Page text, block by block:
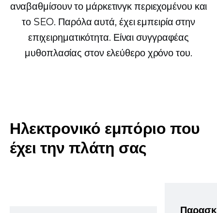
αναβαθμίσουν το μάρκετινγκ περιεχομένου και
το SEO. Παρόλα αυτά, έχει εμπειρία στην
επιχειρηματικότητα. Είναι συγγραφέας
μυθοπλασίας στον ελεύθερο χρόνο του.
Ηλεκτρονικό εμπόριο που
έχει την πλάτη σας